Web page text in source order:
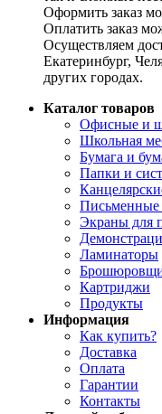
Оформить заказ
Оплатить заказ
Осуществляем
Екатеринбург,
других городах.
Каталог товаров
Офисные и
Школьная
Бумага и
Папки и
Письменные
Экраны для
Ламинаторы
Картриджи
Продукты
Информация
Как купить?
Доставка
Оплата
Гарантии
Контакты